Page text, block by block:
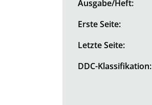
Ausgabe/Heft:
Erste Seite:
Letzte Seite:
DDC-Klassifikation: